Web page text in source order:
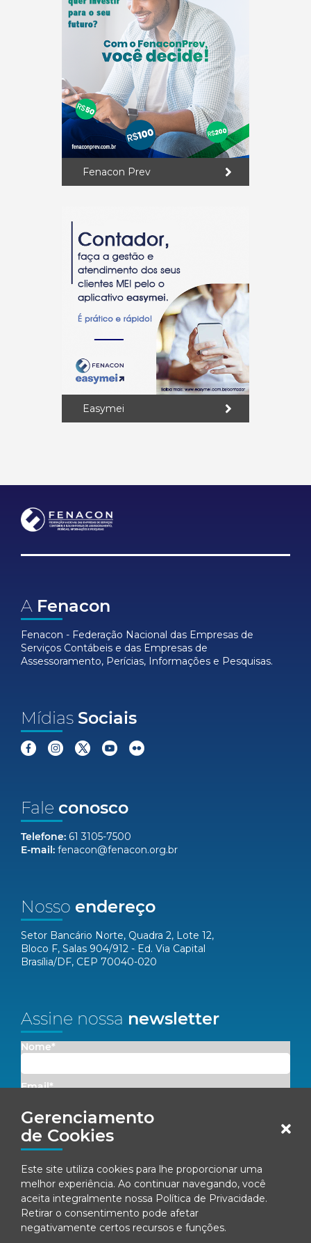
Gerenciamento
de Cookies
Este site utiliza cookies para lhe proporcionar uma
melhor experiência. Ao continuar navegando, você
aceita integralmente nossa Política de Privacidade.
Retirar o consentimento pode afetar
negativamente certos recursos e funções.
Fenacon Prev
Easymei
A Fenacon
Fenacon - Federação Nacional das Empresas de
Serviços Contábeis e das Empresas de
Assessoramento, Perícias, Informações e Pesquisas.
Mídias Sociais
Fale conosco
Telefone: 61 3105-7500
E-mail: fenacon@fenacon.org.br
Nosso endereço
Setor Bancário Norte, Quadra 2, Lote 12,
Bloco F, Salas 904/912 - Ed. Via Capital
Brasília/DF, CEP 70040-020
Assine nossa newsletter
Nome*
Email*
Concordo em receber comunicações da Fenacon.
Ao se inscrever, você concorda com nossaPolítica de Privacidade